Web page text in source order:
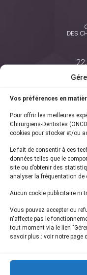
Vos préférences en
Pour offrir les meilleures
Chirurgiens-Dentistes
cookies pour stocker et/ou
Le fait de consentir à ces
données telles que le
site ou d’obtenir des
analyser la fréquentation de
Aucun cookie publicitaire ni
Vous pouvez accepter ou
n'affecte pas le
tout moment via le lien
savoir plus : voir notre page
Inscrivez-